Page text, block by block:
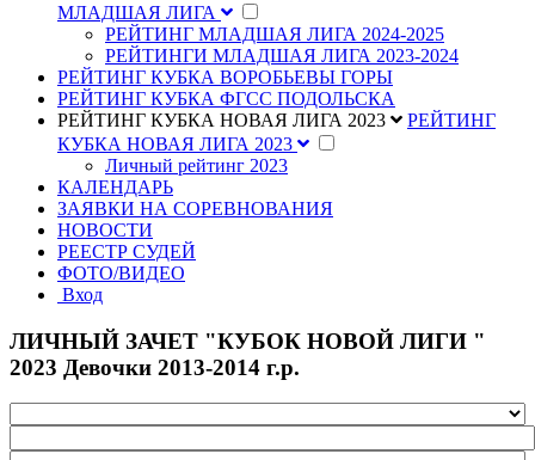
МЛАДШАЯ ЛИГА
РЕЙТИНГ МЛАДШАЯ ЛИГА 2024-2025
РЕЙТИНГИ МЛАДШАЯ ЛИГА 2023-2024
РЕЙТИНГ КУБКА ВОРОБЬЕВЫ ГОРЫ
РЕЙТИНГ КУБКА ФГСС ПОДОЛЬСКА
РЕЙТИНГ КУБКА НОВАЯ ЛИГА 2023
РЕЙТИНГ
КУБКА НОВАЯ ЛИГА 2023
Личный рейтинг 2023
КАЛЕНДАРЬ
ЗАЯВКИ НА СОРЕВНОВАНИЯ
НОВОСТИ
РЕЕСТР СУДЕЙ
ФОТО/ВИДЕО
Вход
ЛИЧНЫЙ ЗАЧЕТ "КУБОК НОВОЙ ЛИГИ "
2023 Девочки 2013-2014 г.р.